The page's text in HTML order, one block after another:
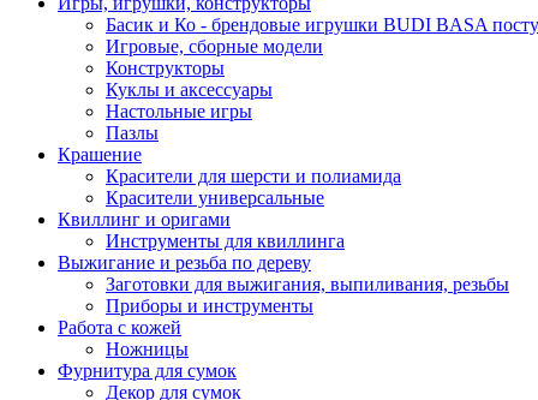
Басик и Ко - брендовые игрушки BUDI BASA
Игровые, сборные модели
Конструкторы
Куклы и аксессуары
Настольные игры
Пазлы
Крашение
Красители для шерсти и полиамида
Красители универсальные
Квиллинг и оригами
Инструменты для квиллинга
Выжигание и резьба по дереву
Заготовки для выжигания, выпиливания, резьбы
Приборы и инструменты
Работа с кожей
Ножницы
Фурнитура для сумок
Декор для сумок